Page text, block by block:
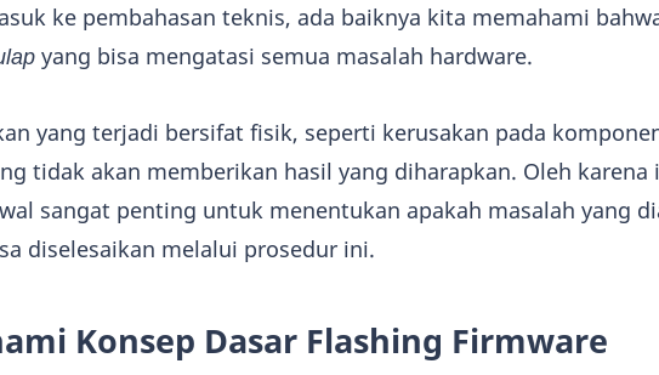
ke pembahasan teknis, ada baiknya kita memahami
yang bisa mengatasi semua masalah hardware.
yang terjadi bersifat fisik, seperti kerusakan pada
tidak akan memberikan hasil yang diharapkan. Oleh karena
sangat penting untuk menentukan apakah masalah yang
diselesaikan melalui prosedur ini.
Konsep Dasar Flashing Firmware